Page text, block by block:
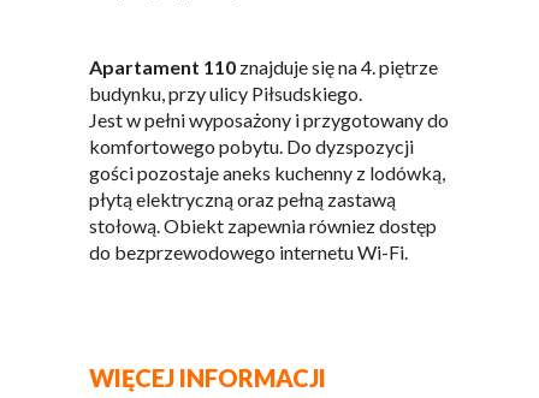
Apartament 110 znajduje się na 4. piętrze
budynku, przy ulicy Piłsudskiego.
Jest w pełni wyposażony i przygotowany do
komfortowego pobytu. Do dyzspozycji
gości pozostaje aneks kuchenny z lodówką,
płytą elektryczną oraz pełną zastawą
stołową. Obiekt zapewnia równiez dostęp
do bezprzewodowego internetu Wi-Fi.
WIĘCEJ INFORMACJI